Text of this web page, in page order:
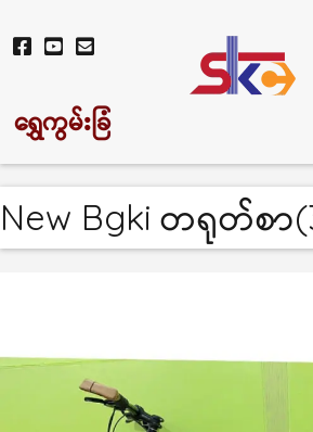
ရွှေကွမ်းခြံ
New Bgki တရုတ်စာ